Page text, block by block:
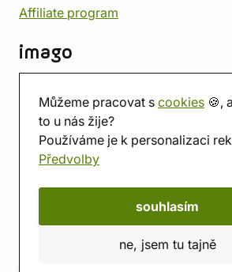
Můžeme pracovat s cookies 🍪,
to u nás žije?
Používáme je k personalizaci
Předvolby
souhlasím
ne, jsem tu tajně
Affiliate program
imago
Prodejna
Herna
O nás
Hodnocení obchodu